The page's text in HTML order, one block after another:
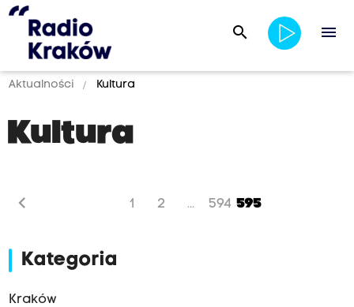
search menu
Aktualności Kultura
Kultura
chevron_left 1 2 ... 594 595
Kategoria
Kraków